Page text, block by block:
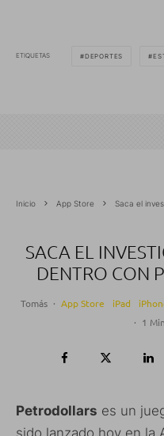
ETIQUETAS DEPORTES
Inicio App Store Saca el
SACA EL
DENTRO CON
Tomás · App Store iPad
· 1
Petrodollars es un
sido lanzado hoy en la